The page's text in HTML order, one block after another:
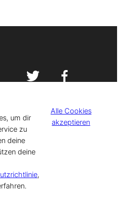
VISIT-X. Made with
& Influencers!
um dir
zu
deine
deine
,
Alle Cookies
akzeptieren